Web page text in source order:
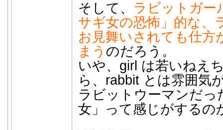
そして、
ラビットガー
サギ女の恐怖」的な、
お見舞いされても仕方
まう のだろう。
いや、girl は若いねえ
ら、rabbit とは雰囲気
ラビットウーマンだっ
女」って感じがするの